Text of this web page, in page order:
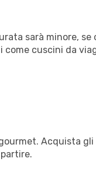
sarà minore, se
come cuscini da
Acquista